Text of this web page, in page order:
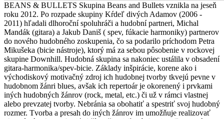
BEANS & BULLETS Skupina Beans and Bullets vznikla na jeseň
roku 2012. Po rozpade skupiny Kŕdeľ divých Adamov (2006 -
2011) hľadali dlhoroční spoluhráči a hudobní partneri, Michal
Mandák (gitara) a Jakub Daniš ( spev, fúkacie harmoniky) partnerov
do nového hudobného zoskupenia, čo sa podarilo príchodom Petra
Mikušeka (bicie nástroje), ktorý má za sebou pôsobenie v rockovej
skupine Downhill. Hudobná skupina sa nakoniec ustálila v obsadení
gitara-harmonika/spev-bicie. Základy inšpirácie, korene ako i
východiskový motivačný zdroj ich hudobnej tvorby tkvejú pevne v
hudobnom žánri blues, avšak ich repertoár je okorenený i prvkami
iných hudobných žánrov (rock, metal, etc.) či už v rámci vlastnej
alebo prevzatej tvorby. Nebránia sa obohatiť a spestriť svoj hudobný
rozmer. Tvorba a presah do iných žánrov im umožňuje realizovať